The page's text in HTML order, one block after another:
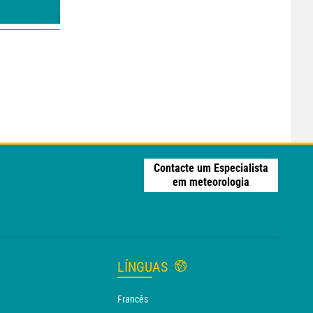
Contacte um Especialista
em meteorologia
LÍNGUAS
Francês